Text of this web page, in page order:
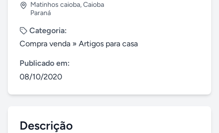
Matinhos caioba,Caioba
Paraná
Categoria:
Compra venda » Artigos para casa
Publicado em:
08/10/2020
Descrição